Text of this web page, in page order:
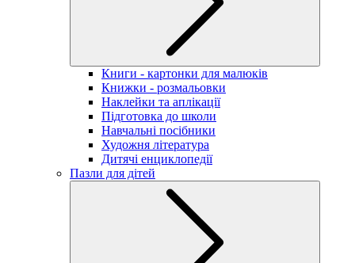
Книги - картонки для малюків
Книжки - розмальовки
Наклейки та аплікації
Підготовка до школи
Навчальні посібники
Художня література
Дитячі енциклопедії
Пазли для дітей